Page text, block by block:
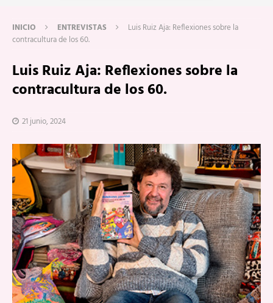
INICIO ENTREVISTAS
Luis Ruiz Aja: Reflexiones sobre la
contracultura de los 60.
Luis Ruiz Aja: Reflexiones sobre la
contracultura de los 60.
21 junio, 2024